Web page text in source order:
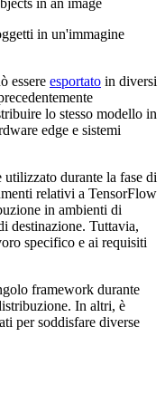
in un'immagine
essere esportato in diversi
lo stesso modello in
edge e sistemi
durante la fase di
relativi a TensorFlow
in ambienti di
destinazione. Tuttavia,
specifico e ai requisiti
framework durante
In altri, è
per soddisfare diverse